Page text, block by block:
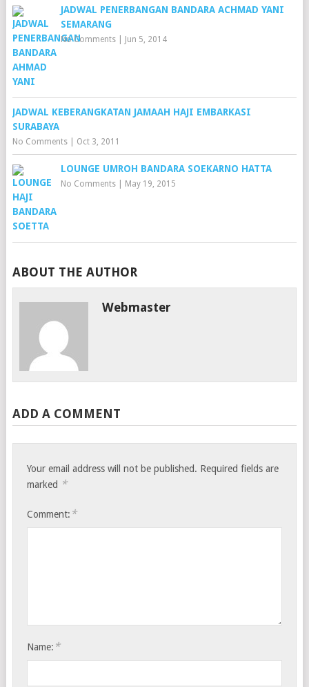
JADWAL PENERBANGAN BANDARA ACHMAD YANI
SEMARANG
No Comments| Jun 5, 2014
JADWAL KEBERANGKATAN JAMAAH HAJI EMBARKASI
SURABAYA
No Comments| Oct 3, 2011
LOUNGE UMROH BANDARA SOEKARNO HATTA
No Comments| May 19, 2015
ABOUT THE AUTHOR
Webmaster
ADD A COMMENT
Your email address will not be published. Required fields are
marked *
Comment: *
Name: *